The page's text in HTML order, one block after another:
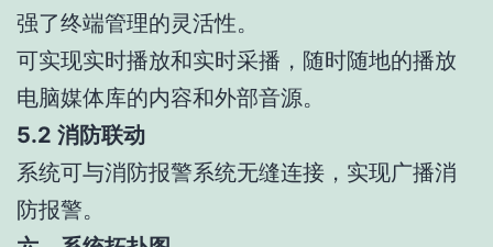
强了终端管理的灵活性。
可实现实时播放和实时采播，随时随地的播放
电脑媒体库的内容和外部音源。
5.2 消防联动
系统可与消防报警系统无缝连接，实现广播消
防报警。